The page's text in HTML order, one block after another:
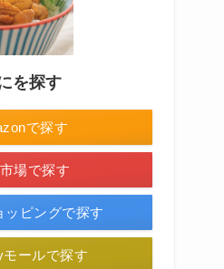
を探す
で探す
場で探す
ッピングで探す
ールで探す